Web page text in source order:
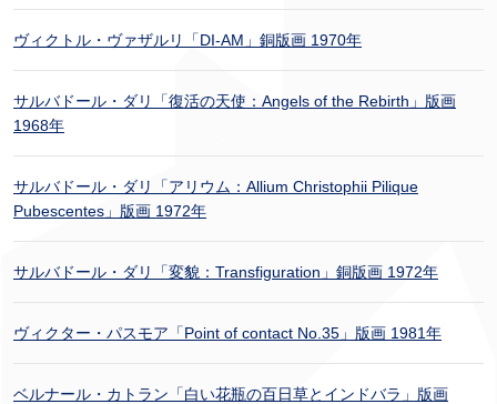
ヴィクトル・ヴァザルリ「DI-AM」銅版画 1970年
サルバドール・ダリ「復活の天使：Angels of the Rebirth」版画
1968年
サルバドール・ダリ「アリウム：Allium Christophii Pilique
Pubescentes」版画 1972年
サルバドール・ダリ「変貌：Transfiguration」銅版画 1972年
ヴィクター・パスモア「Point of contact No.35」版画 1981年
ベルナール・カトラン「白い花瓶の百日草とインドバラ」版画